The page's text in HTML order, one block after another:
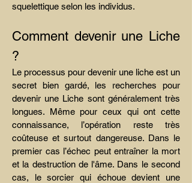
squelettique selon les individus.
Comment devenir une Liche
?
Le processus pour devenir une liche est un
secret bien gardé, les recherches pour
devenir une Liche sont généralement très
longues. Même pour ceux qui ont cette
connaissance, l’opération reste très
coûteuse et surtout dangereuse. Dans le
premier cas l’échec peut entraîner la mort
et la destruction de l'âme. Dans le second
cas, le sorcier qui échoue devient une